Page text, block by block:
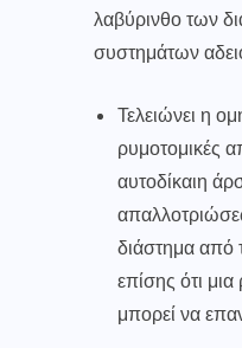
λαβύρινθο των
συστημάτων
Τελειώνει η
ρυμοτομικές
αυτοδίκαιη
διάστημα από
επίσης ότι
μπορεί να